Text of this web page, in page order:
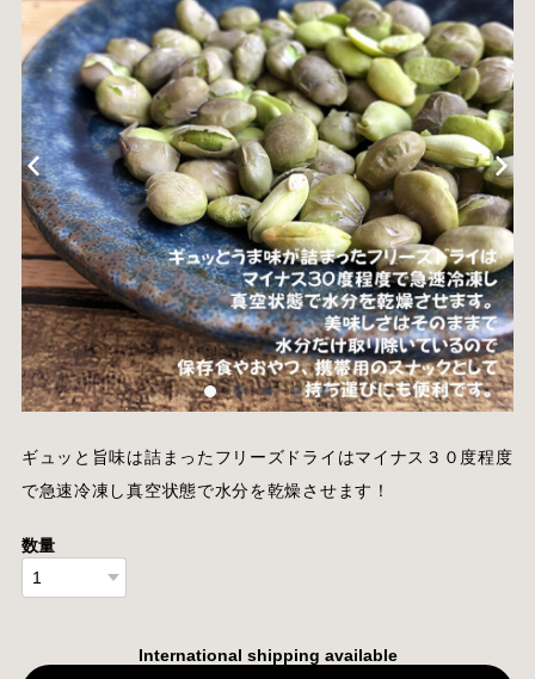
ギュッと旨味は詰まったフリーズドライはマイナス３０度程度
で急速冷凍し真空状態で水分を乾燥させます！
数量
International shipping available